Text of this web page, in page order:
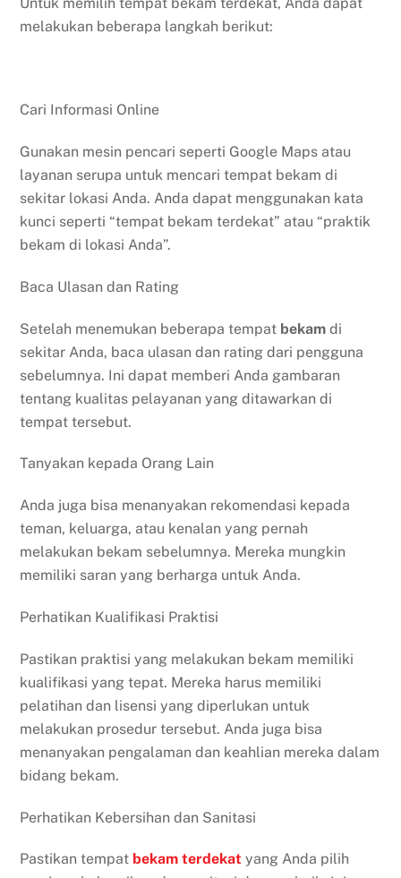
melakukan beberapa langkah berikut:
Cari Informasi Online
Gunakan mesin pencari seperti Google Maps atau
layanan serupa untuk mencari tempat bekam di
sekitar lokasi Anda. Anda dapat menggunakan kata
kunci seperti “tempat bekam terdekat” atau “praktik
bekam di lokasi Anda”.
Baca Ulasan dan Rating
Setelah menemukan beberapa tempat bekam di
sekitar Anda, baca ulasan dan rating dari pengguna
sebelumnya. Ini dapat memberi Anda gambaran
tentang kualitas pelayanan yang ditawarkan di
tempat tersebut.
Tanyakan kepada Orang Lain
Anda juga bisa menanyakan rekomendasi kepada
teman, keluarga, atau kenalan yang pernah
melakukan bekam sebelumnya. Mereka mungkin
memiliki saran yang berharga untuk Anda.
Perhatikan Kualifikasi Praktisi
Pastikan praktisi yang melakukan bekam memiliki
kualifikasi yang tepat. Mereka harus memiliki
pelatihan dan lisensi yang diperlukan untuk
melakukan prosedur tersebut. Anda juga bisa
menanyakan pengalaman dan keahlian mereka dalam
bidang bekam.
Perhatikan Kebersihan dan Sanitasi
Pastikan tempat bekamterdekat yang Anda pilih